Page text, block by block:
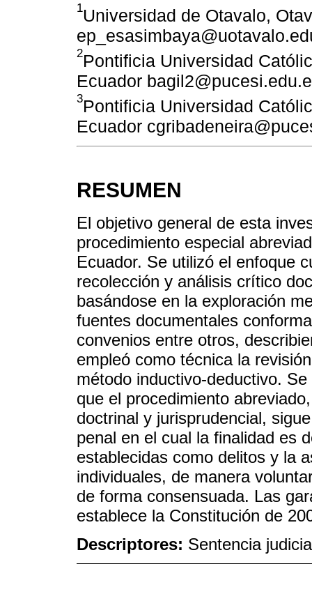
1Universidad de Otavalo,
2Pontificia Universidad
Ecuador
3Pontificia Universidad
Ecuador
RESUMEN
El objetivo general de esta
procedimiento especial
Ecuador. Se utilizó el enfoque
recolección y análisis crítico
basándose en la exploración
fuentes documentales
convenios entre otros,
empleó como técnica la
método inductivo-deductivo.
que el procedimiento
doctrinal y jurisprudencial,
penal en el cual la finalidad es
establecidas como delitos y la
individuales, de manera
de forma consensuada. Las
establece la Constitución de
Descriptores: Sentencia